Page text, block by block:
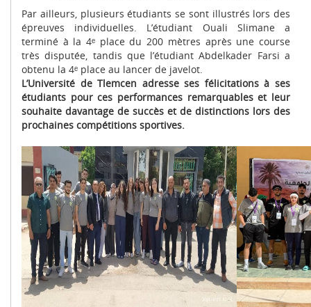
Par ailleurs, plusieurs étudiants se sont illustrés lors des
épreuves individuelles. L’étudiant Ouali Slimane a
terminé à la 4ᵉ place du 200 mètres après une course
très disputée, tandis que l’étudiant Abdelkader Farsi a
obtenu la 4ᵉ place au lancer de javelot.
L’Université de Tlemcen adresse ses félicitations à ses
étudiants pour ces performances remarquables et leur
souhaite davantage de succès et de distinctions lors des
prochaines compétitions sportives.